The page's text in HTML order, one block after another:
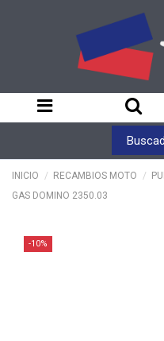
INICIO RECAMBIOS MOTO
GAS DOMINO 2350.03
-10%